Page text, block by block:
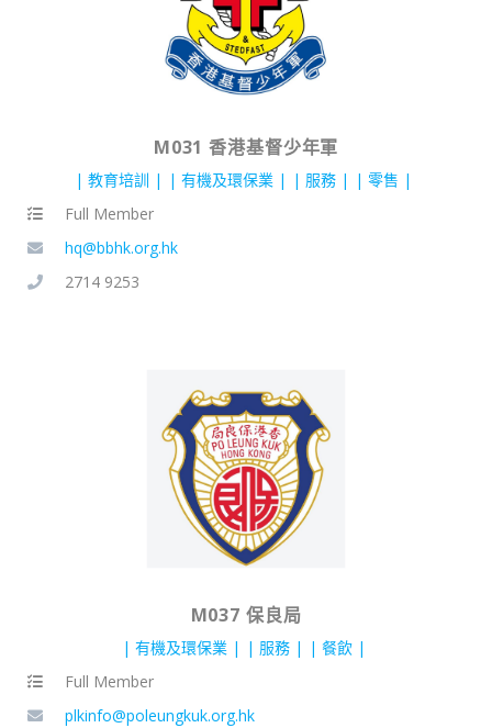
M031 香港基督少年軍
教育培訓 有機及環保業 服務
零售
Full Member
hq@bbhk.org.hk
2714 9253
M037 保良局
有機及環保業 服務
餐飲
Full Member
plkinfo@poleungkuk.org.hk